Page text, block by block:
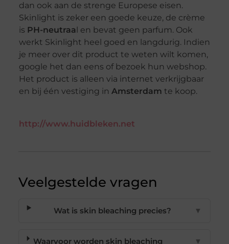
dan ook aan de strenge Europese eisen.
Skinlight is zeker een goede keuze, de crème
is PH-neutraa l en bevat geen parfum. Ook
werkt Skinlight heel goed en langdurig. Indien
je meer over dit product te weten wilt komen,
google het dan eens of bezoek hun webshop.
Het product is alleen via internet verkrijgbaar
en bij één vestiging in Amsterdam te koop.
http://www.huidbleken.net
Veelgestelde vragen
Wat is skin bleaching precies? ▼
Waarvoor worden skin bleaching
▼